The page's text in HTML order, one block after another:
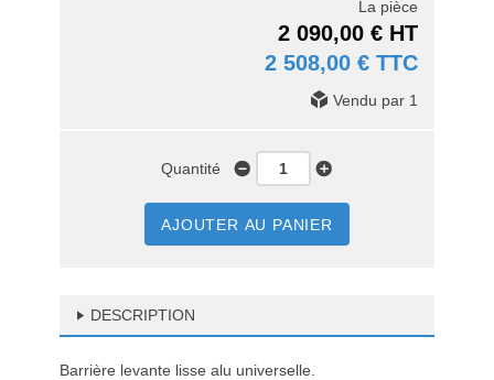
La pièce
2 090,00 € HT
2 508,00 € TTC
Vendu par 1
Quantité
AJOUTER AU PANIER
DESCRIPTION
Barrière levante lisse alu universelle.